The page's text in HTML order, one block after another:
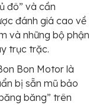
đô” và cần
đánh giá cao về
và những bộ phận
trục trặc.
Bon Motor là
bị sẵn mũ bảo
băng” trên